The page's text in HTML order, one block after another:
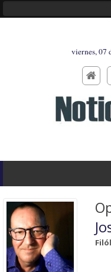
viernes, 07